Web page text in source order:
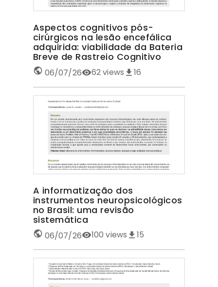
Aspectos cognitivos pós-
cirúrgicos na lesão encefálica
adquirida: viabilidade da Bateria
Breve de Rastreio Cognitivo
06/07/26 62views 16
A informatização dos
instrumentos neuropsicológicos
no Brasil: uma revisão
sistemática
06/07/26 100 views 15